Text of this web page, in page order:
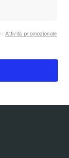
Attività promozionale